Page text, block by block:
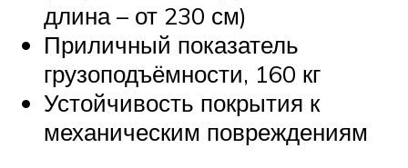
длина – от 230 см)
Приличный показатель
грузоподъёмности, 160 кг
Устойчивость покрытия к
механическим повреждениям